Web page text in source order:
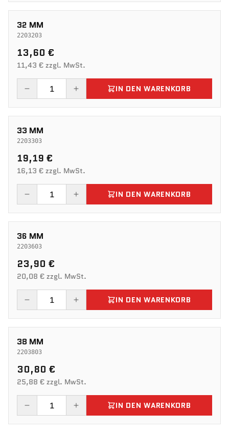
32 MM
2203203
13,60 €
11,43 € zzgl. MwSt.
IN DEN WARENKORB
33 MM
2203303
19,19 €
16,13 € zzgl. MwSt.
IN DEN WARENKORB
36 MM
2203603
23,90 €
20,08 € zzgl. MwSt.
IN DEN WARENKORB
38 MM
2203803
30,80 €
25,88 € zzgl. MwSt.
IN DEN WARENKORB